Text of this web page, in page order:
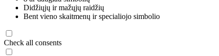
Didžiųjų ir mažųjų raidžių
Bent vieno skaitmenų ir specialiojo simbolio
Check all consents